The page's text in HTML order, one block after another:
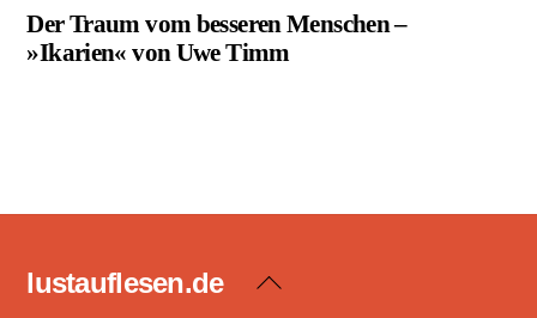
Der Traum vom besseren Menschen –
»Ikarien« von Uwe Timm
Back
lustauflesen.de